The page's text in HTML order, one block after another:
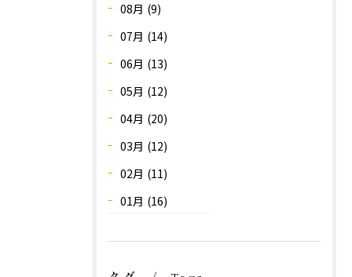
08月 (9)
07月 (14)
06月 (13)
05月 (12)
04月 (20)
03月 (12)
02月 (11)
01月 (16)